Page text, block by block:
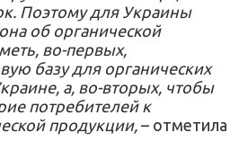
Поэтому для Украины
об органической
во-первых,
базу для органических
а, во-вторых, чтобы
потребителей к
продукции, – отметила